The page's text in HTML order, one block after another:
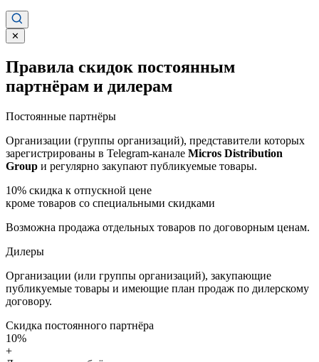
✕
Правила скидок постоянным
партнёрам и дилерам
Постоянные партнёры
Организации (группы организаций), представители которых
зарегистрированы в Telegram-канале Micros Distribution
Group и регулярно закупают публикуемые товары.
10% скидка к отпускной цене
кроме товаров со специальными скидками
Возможна продажа отдельных товаров по договорным ценам.
Дилеры
Организации (или группы организаций), закупающие
публикуемые товары и имеющие план продаж по дилерскому
договору.
Скидка постоянного партнёра
10%
+